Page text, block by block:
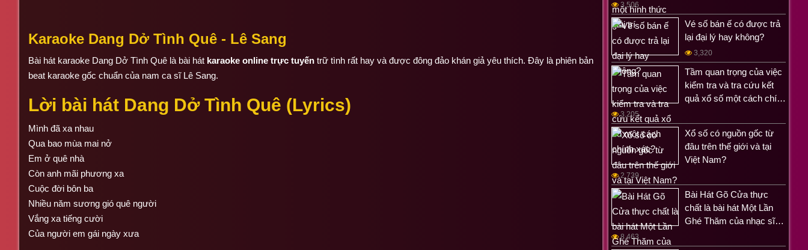
Karaoke Dang Dở Tình Quê - Lê Sang
Bài hát karaoke Dang Dở Tình Quê là bài hát karaoke online trực tuyến trữ tình rất hay và được đông đảo khán giả yêu thích. Đây là phiên bản
beat karaoke gốc chuẩn của nam ca sĩ Lê Sang.
Lời bài hát Dang Dở Tình Quê (Lyrics)
Mình đã xa nhau
Qua bao mùa mai nở
Em ở quê nhà
Còn anh mãi phương xa
Cuộc đời bôn ba
Nhiều năm sương gió quê người
Vắng xa tiếng cười
Của người em gái ngày xưa
3,506
Vé số bán ế có được trả
lại đại lý hay không?
3,320
Tầm quan trọng của việc
kiểm tra và tra cứu kết
quả xổ số một cách chí…
3,205
Xổ số có nguồn gốc từ
đâu trên thế giới và tại
Việt Nam?
2,739
Bài Hát Gõ Cửa thực
chất là bài hát Một Lần
Ghé Thăm của nhạc sĩ…
8,463